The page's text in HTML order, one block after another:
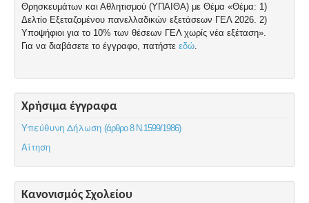
Θρησκευμάτων και Αθλητισμού (ΥΠΑΙΘΑ) με Θέμα «Θέμα: 1)
Δελτίο Εξεταζομένου πανελλαδικών εξετάσεων ΓΕΛ 2026. 2)
Υποψήφιοι για το 10% των θέσεων ΓΕΛ χωρίς νέα εξέταση».
Για να διαβάσετε το έγγραφο, πατήστε εδώ.
Χρήσιμα έγγραφα
Υπεύθυνη Δήλωση (άρθρο 8 Ν.1599/1986)
Αίτηση
Κανονισμός Σχολείου